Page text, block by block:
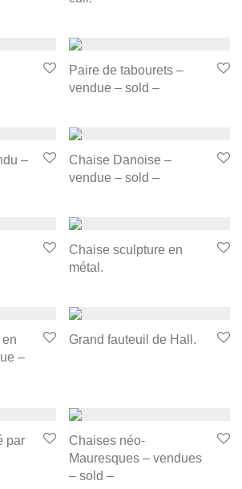
Paire de tabourets –
vendue – sold –
–
Chaise Danoise –
vendue – sold –
Chaise sculpture en
métal.
–
Grand fauteuil de Hall.
par
Chaises néo-
Mauresques – vendues
– sold –